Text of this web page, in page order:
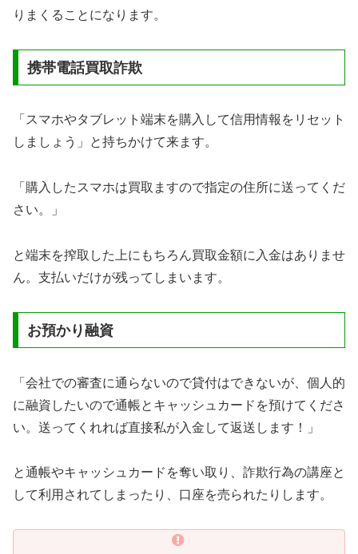
りまくることになります。
携帯電話買取詐欺
「スマホやタブレット端末を購入して信用情報をリセット
しましょう」と持ちかけて来ます。
「購入したスマホは買取ますので指定の住所に送ってくだ
さい。」
と端末を搾取した上にもちろん買取金額に入金はありませ
ん。支払いだけが残ってしまいます。
お預かり融資
「会社での審査に通らないので貸付はできないが、個人的
に融資したいので通帳とキャッシュカードを預けてくださ
い。送ってくれれば直接私が入金して返送します！」
と通帳やキャッシュカードを奪い取り、詐欺行為の講座と
して利用されてしまったり、口座を売られたりします。